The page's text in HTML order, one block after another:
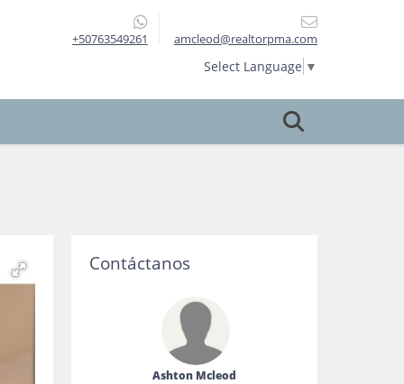
+50763549261 amcleod@realtorpma.com
Select Language ▼
Contáctanos
Ashton Mcleod